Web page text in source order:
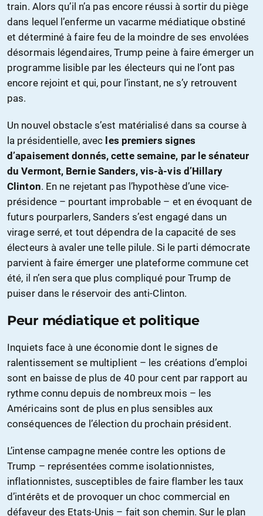
train. Alors qu’il n’a pas encore réussi à sortir du piège
dans lequel l’enferme un vacarme médiatique obstiné
et déterminé à faire feu de la moindre de ses envolées
désormais légendaires, Trump peine à faire émerger un
programme lisible par les électeurs qui ne l’ont pas
encore rejoint et qui, pour l’instant, ne s’y retrouvent
pas.
Un nouvel obstacle s’est matérialisé dans sa course à
la présidentielle, avec les premiers signes
d’apaisement donnés, cette semaine, par le sénateur
du Vermont, Bernie Sanders, vis-à-vis d’Hillary
Clinton. En ne rejetant pas l’hypothèse d’une vice-
présidence – pourtant improbable – et en évoquant de
futurs pourparlers, Sanders s’est engagé dans un
virage serré, et tout dépendra de la capacité de ses
électeurs à avaler une telle pilule. Si le parti démocrate
parvient à faire émerger une plateforme commune cet
été, il n’en sera que plus compliqué pour Trump de
puiser dans le réservoir des anti-Clinton.
Peur médiatique et politique
Inquiets face à une économie dont le signes de
ralentissement se multiplient – les créations d’emploi
sont en baisse de plus de 40 pour cent par rapport au
rythme connu depuis de nombreux mois – les
Américains sont de plus en plus sensibles aux
conséquences de l’élection du prochain président.
L’intense campagne menée contre les options de
Trump – représentées comme isolationnistes,
inflationnistes, susceptibles de faire flamber les taux
d’intérêts et de provoquer un choc commercial en
défaveur des Etats-Unis – fait son chemin. Sur le plan